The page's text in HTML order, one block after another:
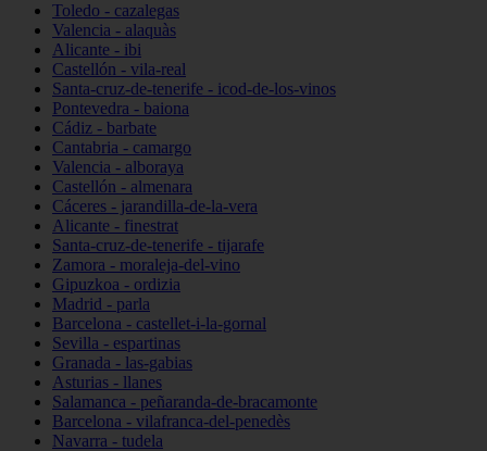
Toledo - cazalegas
Valencia - alaquàs
Alicante - ibi
Castellón - vila-real
Santa-cruz-de-tenerife - icod-de-los-vinos
Pontevedra - baiona
Cádiz - barbate
Cantabria - camargo
Valencia - alboraya
Castellón - almenara
Cáceres - jarandilla-de-la-vera
Alicante - finestrat
Santa-cruz-de-tenerife - tijarafe
Zamora - moraleja-del-vino
Gipuzkoa - ordizia
Madrid - parla
Barcelona - castellet-i-la-gornal
Sevilla - espartinas
Granada - las-gabias
Asturias - llanes
Salamanca - peñaranda-de-bracamonte
Barcelona - vilafranca-del-penedès
Navarra - tudela